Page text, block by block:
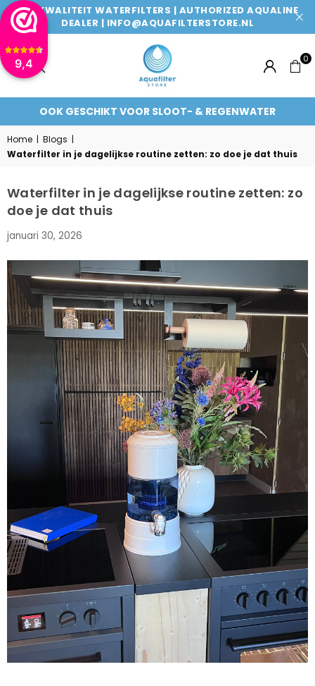
9,4
TOPKWALITEIT WATERFILTERS | AUTHORIZED AQUALINE
DEALER | INFO@AQUAFILTERSTORE.NL
AQUAFILTERSTORE
0
FILTERT 99% VAN RESTSTOFFEN
Home | Blogs |
Waterfilter in je dagelijkse routine zetten: zo doe je dat thuis
Waterfilter in je dagelijkse routine zetten: zo
doe je dat thuis
januari 30, 2026